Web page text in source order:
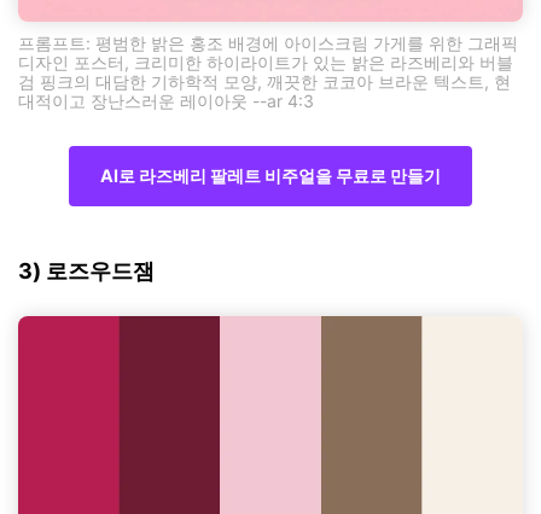
프롬프트: 평범한 밝은 홍조 배경에 아이스크림 가게를 위한 그래픽
디자인 포스터, 크리미한 하이라이트가 있는 밝은 라즈베리와 버블
검 핑크의 대담한 기하학적 모양, 깨끗한 코코아 브라운 텍스트, 현
대적이고 장난스러운 레이아웃 --ar 4:3
AI로 라즈베리 팔레트 비주얼을 무료로 만들기
3) 로즈우드잼